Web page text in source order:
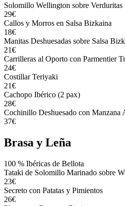
Solomillo Wellington sobre Verduritas
29€
Callos y Morros en Salsa Bizkaina
18€
Manitas Deshuesadas sobre Salsa
21€
Carrilleras al Oporto con Parmentier
24€
Costillar Teriyaki
21€
Cachopo Ibérico (2 pax)
28€
Cochinillo Deshuesado con Manzana
37€
Brasa y Leña
100 % Ibéricas de Bellota
Tataki de Solomillo Marinado sobre
23€
Secreto con Patatas y Pimientos
26€